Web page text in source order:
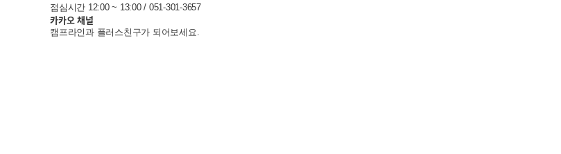
점심시간 12:00 ~ 13:00 / 051-301-3657
카카오 채널
캠프라인과 플러스친구가 되어보세요.